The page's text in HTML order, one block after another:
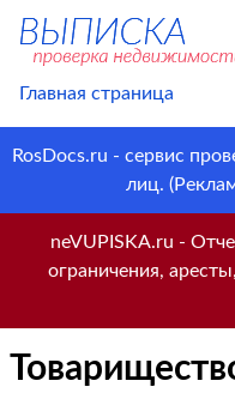
Главная страница
RosDocs.ru - сервис
лиц.
neVUPISKA.ru -
ограничения,